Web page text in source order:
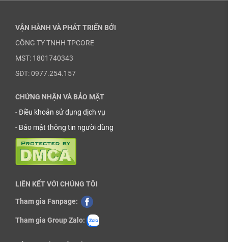
VẬN HÀNH VÀ PHÁT TRIỂN BỞI
CÔNG TY TNHH TPCORE
MST: 1801740343
SĐT: 0977.254.157
CHỨNG NHẬN VÀ BẢO MẬT
-Điều khoản sử dụng dịch vụ
- Bảo mật thông tin người dùng
LIÊN KẾT VỚI CHÚNG TÔI
Tham gia Fanpage:
Tham gia Group Zalo: